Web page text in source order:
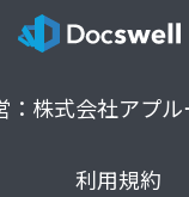
：株式会社アプル
利用規約